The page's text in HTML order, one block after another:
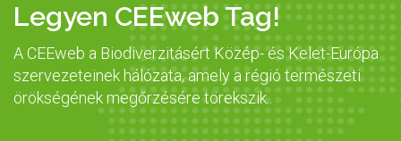
Legyen CEEweb Tag!
A CEEweb a Biodiverzitásért Közép- és Kelet-Európa
szervezeteinek hálózata, amely a régió természeti
örökségének megőrzésére törekszik..